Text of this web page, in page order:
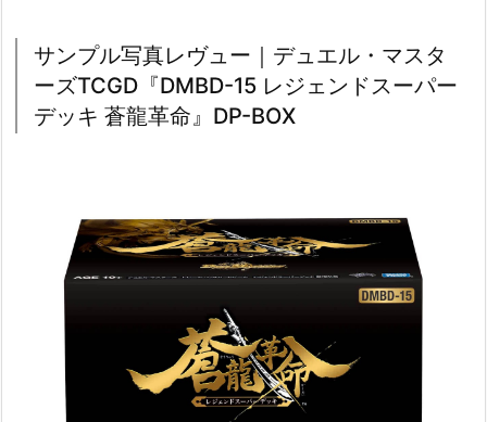
サンプル写真レヴュー｜デュエル・マスタ
ーズTCGD『DMBD-15 レジェンドスーパー
デッキ 蒼龍革命』DP-BOX